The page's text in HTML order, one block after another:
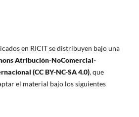
en RICIT se distribuyen bajo una
Atribución-NoComercial-
(CC BY-NC-SA 4.0), que
el material bajo los siguientes